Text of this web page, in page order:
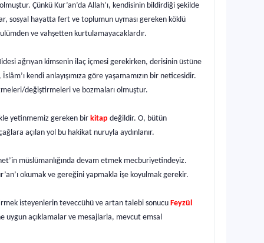
Çünkü Kur’an’da Allah’ı, kendisinin bildirdiği şekilde
sosyal hayatta fert ve toplumun uyması gereken köklü
ve vahşetten kurtulamayacaklardır.
ağrıyan kimsenin ilaç içmesi gerekirken, derisinin üstüne
kendi anlayışımıza göre yaşamamızın bir neticesidir.
değiştirmeleri ve bozmaları olmuştur.
yetinmemiz gereken bir kitap değildir. O, bütün
açılan yol bu hakikat nuruyla aydınlanır.
müslümanlığında devam etmek mecburiyetindeyiz.
okumak ve gereğini yapmakla işe koyulmak gerekir.
isteyenlerin teveccühü ve artan talebi sonucu Feyzül
uygun açıklamalar ve mesajlarla, mevcut emsal